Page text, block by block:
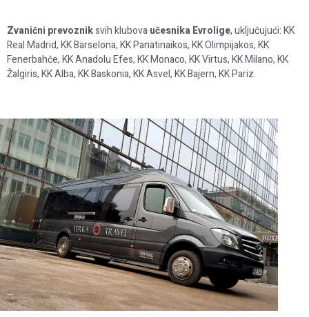
Zvanični prevozniksvih klubovaučesnika Evrolige, uključujući: KK
Real Madrid, KK Barselona, KK Panatinaikos, KK Olimpijakos, KK
Fenerbahče, KK Anadolu Efes, KK Monaco, KK Virtus, KK Milano, KK
Žalgiris, KK Alba, KK Baskonia, KK Asvel, KK Bajern, KK Pariz.